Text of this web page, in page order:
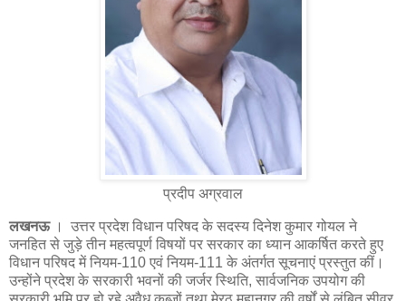
प्रदीप अग्रवाल
लखनऊ। उत्तर प्रदेश विधान परिषद के सदस्य दिनेश कुमार गोयल ने
जनहित से जुड़े तीन महत्वपूर्ण विषयों पर सरकार का ध्यान आकर्षित करते हुए
विधान परिषद में नियम-110 एवं नियम-111 के अंतर्गत सूचनाएं प्रस्तुत कीं।
उन्होंने प्रदेश के सरकारी भवनों की जर्जर स्थिति, सार्वजनिक उपयोग की